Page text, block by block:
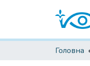
Головна